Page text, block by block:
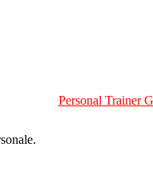
Personal Trainer